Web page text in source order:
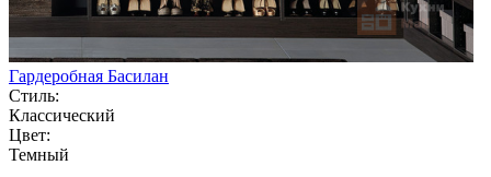
Гардеробная Басилан
Стиль:
Классический
Цвет:
Темный